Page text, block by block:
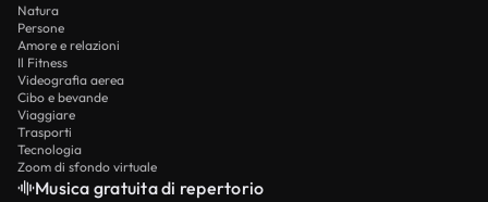
Natura
Persone
Amore e relazioni
Il Fitness
Videografia aerea
Cibo e bevande
Viaggiare
Trasporti
Tecnologia
Zoom di sfondo virtuale
Musica gratuita di repertorio